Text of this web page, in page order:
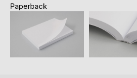
Paperback